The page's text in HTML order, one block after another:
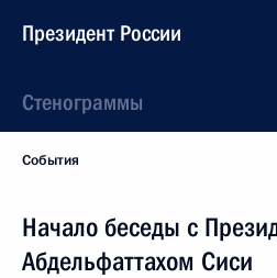
Президент России
Стенограммы
События
Начало беседы с
Абдельфаттахом Сиси